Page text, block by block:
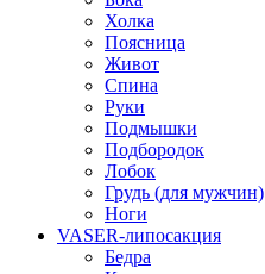
Холка
Поясница
Живот
Спина
Руки
Подмышки
Подбородок
Лобок
Грудь (для мужчин)
Ноги
VASER-липосакция
Бедра